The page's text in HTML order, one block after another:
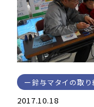
鈴与マタイの取り
2017.10.18